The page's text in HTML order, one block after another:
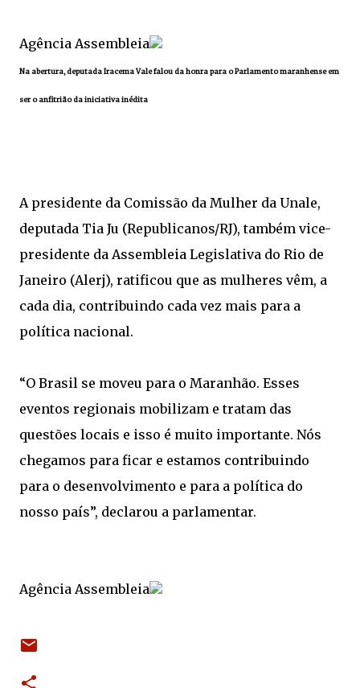
Agência Assembleia
Na abertura, deputada Iracema Vale falou da honra para o Parlamento maranhense em
ser o anfitrião da iniciativa inédita
A presidente da Comissão da Mulher da Unale,
deputada Tia Ju (Republicanos/RJ), também vice-
presidente da Assembleia Legislativa do Rio de
Janeiro (Alerj), ratificou que as mulheres vêm, a
cada dia, contribuindo cada vez mais para a
política nacional.
“O Brasil se moveu para o Maranhão. Esses
eventos regionais mobilizam e tratam das
questões locais e isso é muito importante. Nós
chegamos para ficar e estamos contribuindo
para o desenvolvimento e para a política do
nosso país”, declarou a parlamentar.
Agência Assembleia